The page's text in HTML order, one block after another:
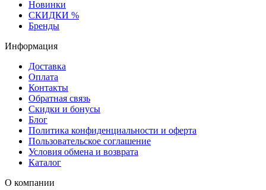
Новинки
СКИДКИ %
Бренды
Информация
Доставка
Оплата
Контакты
Обратная связь
Скидки и бонусы
Блог
Политика конфиденциальности и оферта
Пользовательское соглашение
Условия обмена и возврата
Каталог
О компании